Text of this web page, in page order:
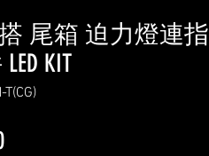
搭 尾箱 迫力燈連指
KIT
Price